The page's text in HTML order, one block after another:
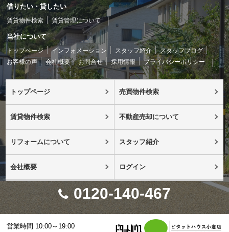
借りたい・貸したい
賃貸物件検索 賃貸管理について
当社について
トップページ インフォメーション スタッフ紹介
スタッフブログ
お客様の声
会社概要 お問合せ 採用情報 プライバシーポリシー
トップページ 売買物件検索
賃貸物件検索 不動産売却について
リフォームについて スタッフ紹介
会社概要 ログイン
0120-140-467
営業時間 10:00～19:00